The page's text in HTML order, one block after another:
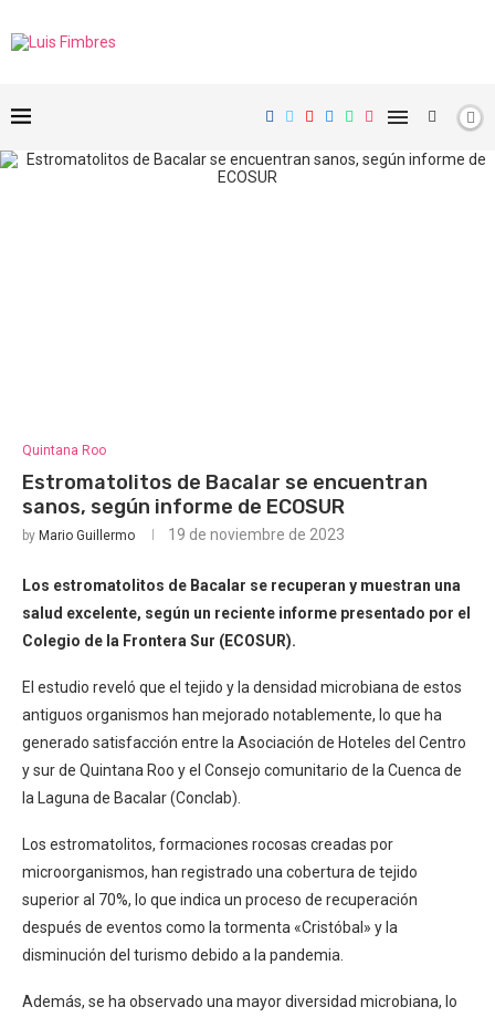
Quintana Roo
Estromatolitos de Bacalar se encuentran
sanos, según informe de ECOSUR
by Mario Guillermo 19 de noviembre de 2023
Los estromatolitos de Bacalar se recuperan y muestran una
salud excelente, según un reciente informe presentado por el
Colegio de la Frontera Sur (ECOSUR).
El estudio reveló que el tejido y la densidad microbiana de estos
antiguos organismos han mejorado notablemente, lo que ha
generado satisfacción entre la Asociación de Hoteles del Centro
y sur de Quintana Roo y el Consejo comunitario de la Cuenca de
la Laguna de Bacalar (Conclab).
Los estromatolitos, formaciones rocosas creadas por
microorganismos, han registrado una cobertura de tejido
superior al 70%, lo que indica un proceso de recuperación
después de eventos como la tormenta «Cristóbal» y la
disminución del turismo debido a la pandemia.
Además, se ha observado una mayor diversidad microbiana, lo